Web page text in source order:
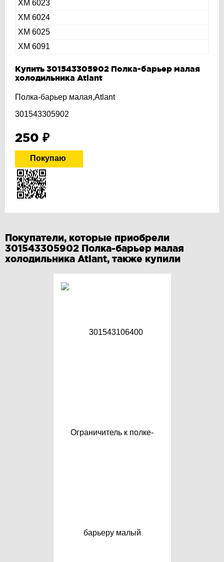
ХМ 6023
ХМ 6024
ХМ 6025
ХМ 6091
Купить 301543305902 Полка-барьер малая
холодильника Atlant
Полка-барьер малая,Atlant
301543305902
250 ₽
Покупатели, которые приобрели
301543305902 Полка-барьер малая
холодильника Atlant, также купили